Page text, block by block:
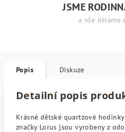
JSME
a vše děláme
Popis Diskuze
Detailní popis
Krásné dětské quartzové
značky Lorus jsou vyrobeny z